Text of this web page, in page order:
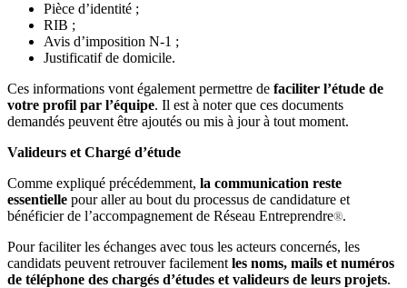
Pièce d’identité ;
RIB ;
Avis d’imposition N-1 ;
Justificatif de domicile.
Ces informations vont également permettre de faciliter l’étude de
votre profil par l’équipe. Il est à noter que ces documents
demandés peuvent être ajoutés ou mis à jour à tout moment.
Valideurs et Chargé d’étude
Comme expliqué précédemment, la communication reste
essentielle pour aller au bout du processus de candidature et
bénéficier de l’accompagnement de Réseau Entreprendre®.
Pour faciliter les échanges avec tous les acteurs concernés, les
candidats peuvent retrouver facilement les noms, mails et numéros
de téléphone des chargés d’études et valideurs de leurs projets.